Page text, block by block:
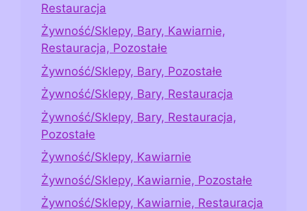
Restauracja
Żywność/Sklepy, Bary, Kawiarnie,
Restauracja, Pozostałe
Żywność/Sklepy, Bary, Pozostałe
Żywność/Sklepy, Bary, Restauracja
Żywność/Sklepy, Bary, Restauracja,
Pozostałe
Żywność/Sklepy, Kawiarnie
Żywność/Sklepy, Kawiarnie, Pozostałe
Żywność/Sklepy, Kawiarnie, Restauracja